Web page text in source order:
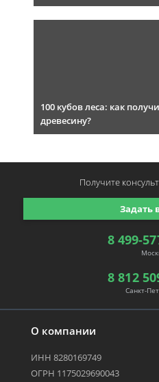
100 кубов леса: как
древесину?
О компании
ИНН 8280169749
ОГРН 1175029690043
8 499-
8 812
Санкт-
Задать
Получите